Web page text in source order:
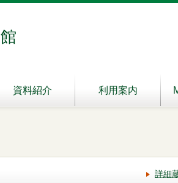
資料紹介 利用案内
詳細